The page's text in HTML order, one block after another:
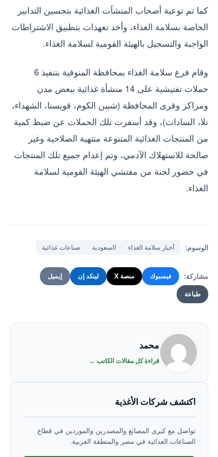
كما تم توعية أصحاب المنشآت الغذائية بتحسين التدابير
الخاصة بسلامة الغذاء، وأخد تعهدات بتطبيق الاشتراطات
الواجبة والتسجيل بالهيئة القومية لسلامة الغذاء.
وقام فرع سلامة الغذاء بمحافظة المنوفية بتنفيذ 6
حملات تفتيشية على 14 منشأة غذائية ببعض مدن
ومراكز وقرى المحافظة (شبين الكوم، قويسنا، الشهداء،
تلا، السادات)، وقد أسفرت تلك الحملات عن ضبط كمية
من المنتجات الغذائية المتنوعة منتهية الصلاحية وغير
صالحة للاستهلاك الآدمي، وتم إعدام جميع تلك المنتجات
في حضور لجنة من مفتشي الهيئة القومية لسلامة
الغذاء.
الوسوم: أخبار سلامة الغذاء السعودية صناعات غذائية
مشاركة: فيسبوك منصة X لينكد إن إيميل
طباعة
محمد
قراءة كل مقالات الكاتب ←
اكتشف شركات الأغذية
تواصل مع كبرى المصانع والمصدرين والموردين في قطاع
الصناعات الغذائية في مصر والمنطقة العربية.